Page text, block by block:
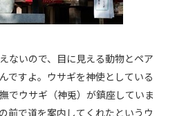
ないので、目に見える動物とペア
ですよ。ウサギを神使としている
でウサギ（神兎）が鎮座していま
前で道を案内してくれたというウ